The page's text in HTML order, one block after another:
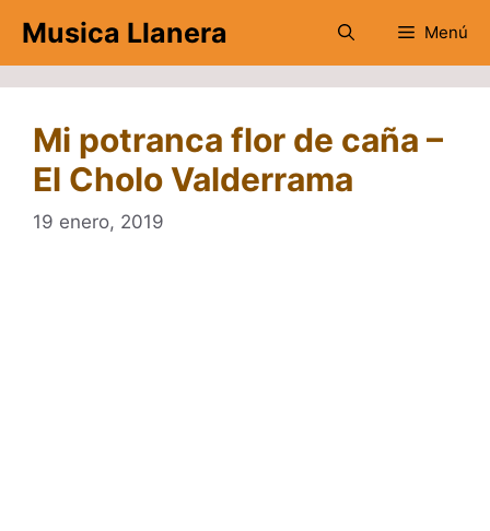
contenido
Musica Llanera Menú
Mi potranca flor de caña –
El Cholo Valderrama
19 enero, 2019